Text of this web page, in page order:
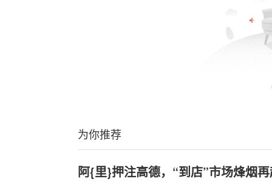
为你推荐
阿{里}押注高德，“到店”市场烽烟